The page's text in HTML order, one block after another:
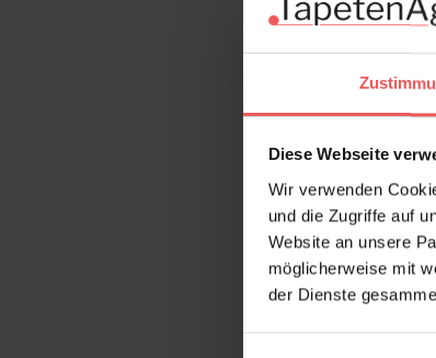
Diese Webseite
Wir verwenden
und die Zugriffe auf
Website an unsere
möglicherweise mit
der Dienste